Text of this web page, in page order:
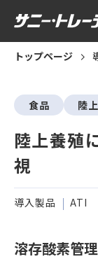
トップページ
食品 陸
陸上養殖
視
導入製品 ATI
溶存酸素管